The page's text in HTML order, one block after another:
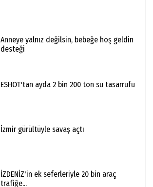
Anneye yalnız değilsin, bebeğe hoş geldin
desteği
ESHOT'tan ayda 2 bin 200 ton su tasarrufu
İzmir gürültüyle savaş açtı
İZDENİZ'in ek seferleriyle 20 bin araç
trafiğe...